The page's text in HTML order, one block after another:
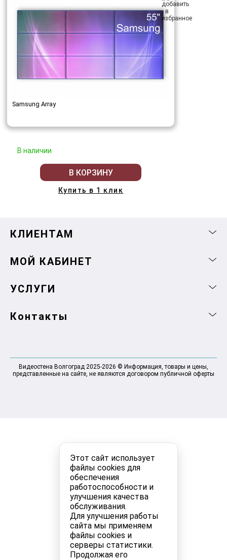
Этот сайт использует
файлы cookies для
обеспечения
работоспособности и
улучшения качества
обслуживания.
Для улучшения работы
сайта мы применяем
файлы cookies и
серверы статистики.
Продолжая его
Samsung Array
В наличии
В КОРЗИНУ
Купить в 1 клик
КЛИЕНТАМ
МОЙ КАБИНЕТ
УСЛУГИ
Контакты
Видеостена Волгоград 2025-2026 © Информация, товары и цены,
представленные на сайте, не являются договором публичной оферты